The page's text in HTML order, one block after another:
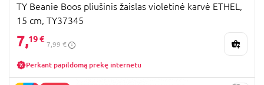
TY Beanie Boos pliušinis žaislas violetinė karvė ETHEL,
15 cm, TY37345
7,19 €
7,99 €
Perkant papildomą prekę internetu